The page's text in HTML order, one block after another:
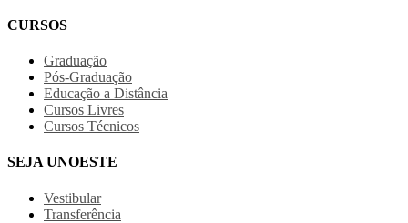
CURSOS
Graduação
Pós-Graduação
Educação a Distância
Cursos Livres
Cursos Técnicos
SEJA UNOESTE
Vestibular
Transferência